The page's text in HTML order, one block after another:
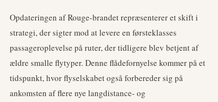
Opdateringen af Rouge-brandet repræsenterer et skift i
strategi, der sigter mod at levere en førsteklasses
passageroplevelse på ruter, der tidligere blev betjent af
ældre smalle flytyper. Denne flådefornyelse kommer på et
tidspunkt, hvor flyselskabet også forbereder sig på
ankomsten af flere nye langdistance- og